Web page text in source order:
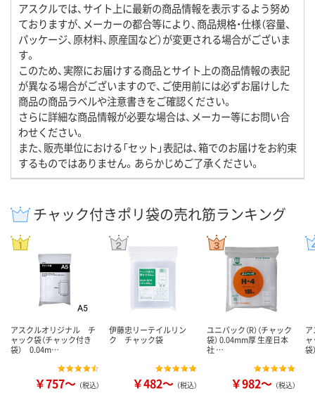
アスクルでは、サイト上に最新の商品情報を表示するよう努め
ておりますが、メーカーの都合等により、商品規格・仕様（容量、
パッケージ、原材料、原産国など）が変更される場合がございま
す。
このため、実際にお届けする商品とサイト上の商品情報の表記
が異なる場合がございますので、ご使用前には必ずお届けした
商品の商品ラベルや注意書きをご確認ください。
さらに詳細な商品情報が必要な場合は、メーカー等にお問い合
わせください。
また、販売単位における「セット」表記は、箱でのお届けをお約束
するものではありません。あらかじめご了承ください。
チャック付きポリ袋の売れ筋ランキング
アスクルオリジナル チ
ャック袋（チャック付き
袋） 0.04m…
￥757～ （税込）
伊藤忠リーテイルリン
ク チャック袋
￥482～ （税込）
ユニパック（R）（チャック
袋） 0.04mm厚 生産日本
社 …
￥982～ （税込）
ャ